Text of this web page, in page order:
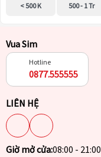
< 500 K 500 - 1 Tr
Vua Sim
Hotline
0877.555555
LIÊN HỆ
Giờ mở cửa:08:00 - 21:00